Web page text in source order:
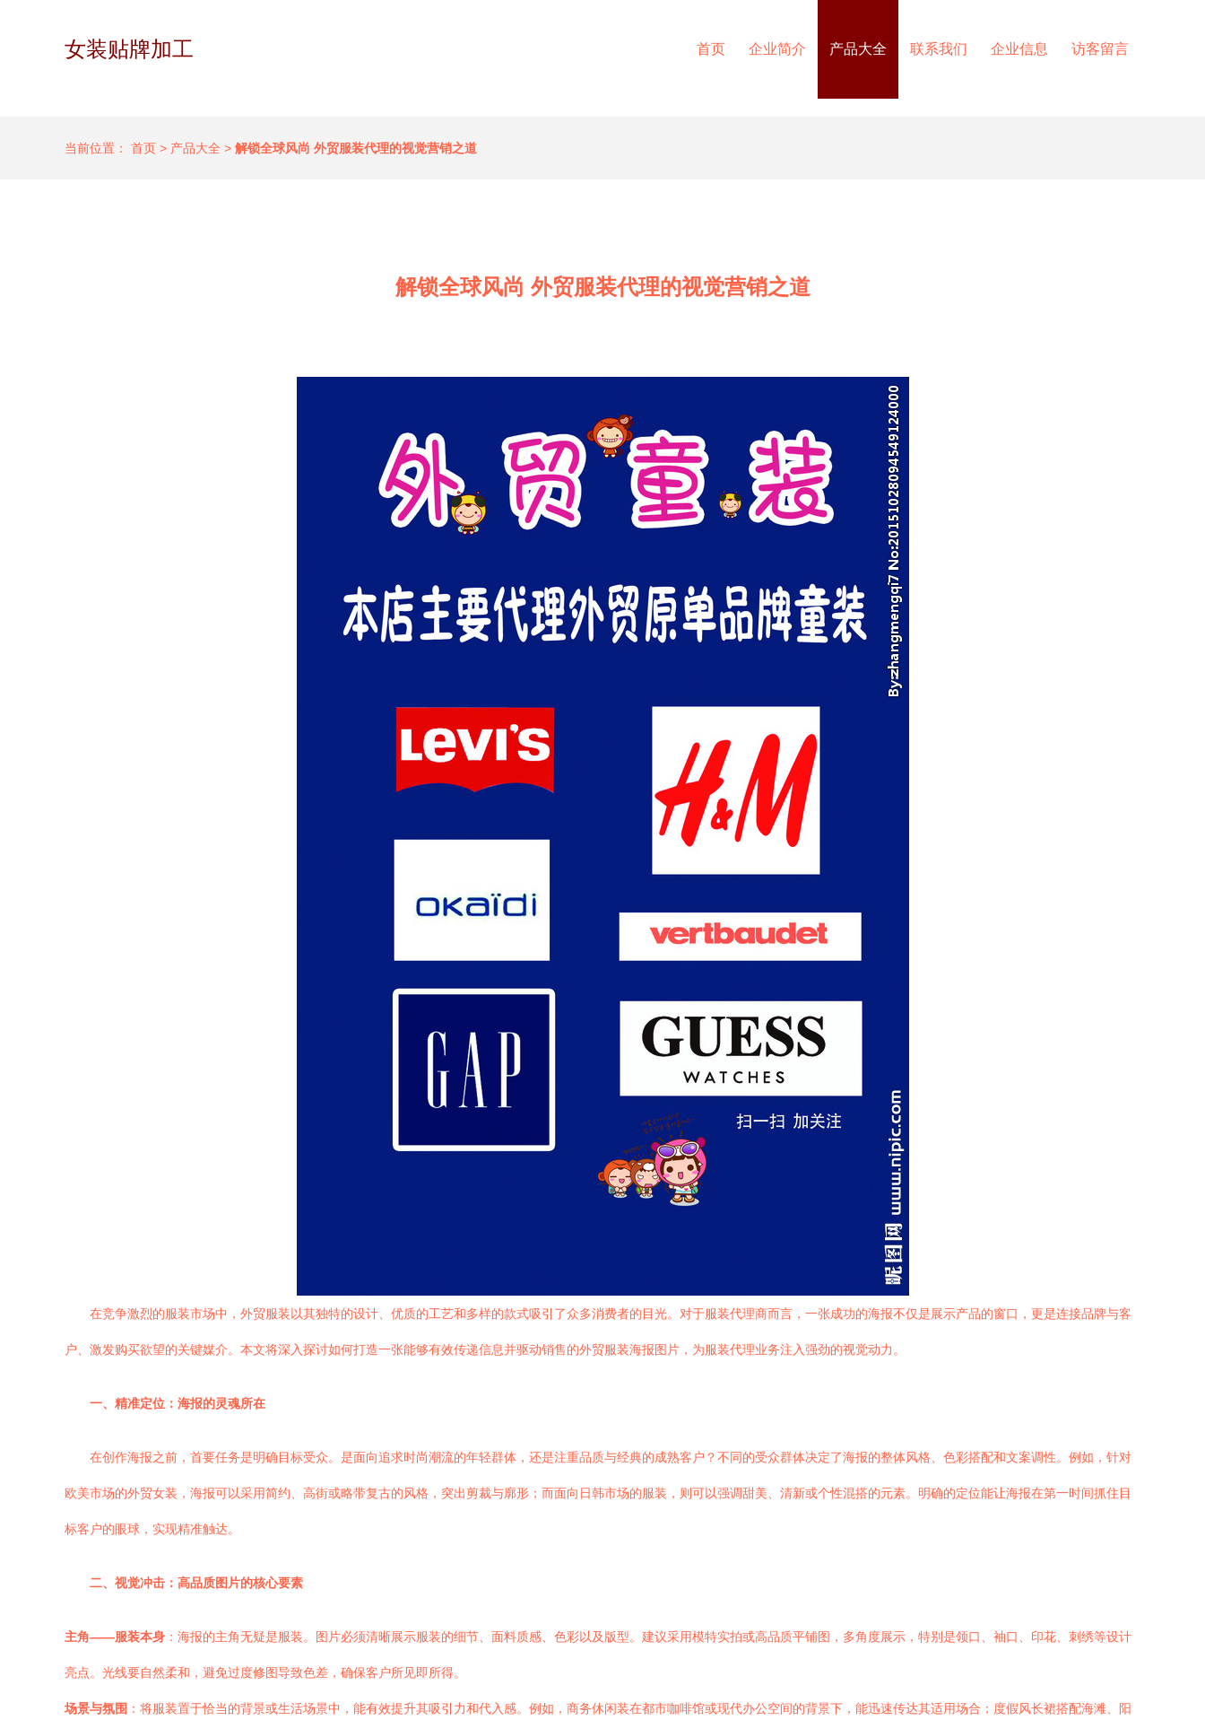
女装贴牌加工 首页 企业简介 产品大全 联系我们 企业信息 访客留言
当前位置： 首页 > 产品大全 > 解锁全球风尚 外贸服装代理的视觉营销之道
解锁全球风尚 外贸服装代理的视觉营销之道
在竞争激烈的服装市场中，外贸服装以其独特的设计、优质的工艺和多样的款式吸引了众多消费者的目光。对于服装代理商而言，一张成功的海报不仅是展示产品的窗口，更是连接品牌与客
户、激发购买欲望的关键媒介。本文将深入探讨如何打造一张能够有效传递信息并驱动销售的外贸服装海报图片，为服装代理业务注入强劲的视觉动力。
一、精准定位：海报的灵魂所在
在创作海报之前，首要任务是明确目标受众。是面向追求时尚潮流的年轻群体，还是注重品质与经典的成熟客户？不同的受众群体决定了海报的整体风格、色彩搭配和文案调性。例如，针对
欧美市场的外贸女装，海报可以采用简约、高街或略带复古的风格，突出剪裁与廓形；而面向日韩市场的服装，则可以强调甜美、清新或个性混搭的元素。明确的定位能让海报在第一时间抓住目
标客户的眼球，实现精准触达。
二、视觉冲击：高品质图片的核心要素
主角——服装本身 ：海报的主角无疑是服装。图片必须清晰展示服装的细节、面料质感、色彩以及版型。建议采用模特实拍或高品质平铺图，多角度展示，特别是领口、袖口、印花、刺绣等设计
亮点。光线要自然柔和，避免过度修图导致色差，确保客户所见即所得。
场景与氛围 ：将服装置于恰当的背景或生活场景中，能有效提升其吸引力和代入感。例如，商务休闲装在都市咖啡馆或现代办公空间的背景下，能迅速传达其适用场合；度假风长裙搭配海滩、阳